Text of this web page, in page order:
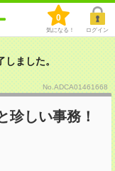
0
気になる！ ログイン
ました。
No.ADCA01461668
珍しい事務！